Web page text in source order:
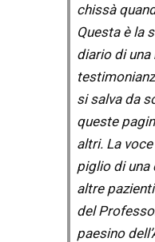
chissà
Questa è la
diario di una
si salva da
queste
altri. La
piglio di una
altre
del
paesino